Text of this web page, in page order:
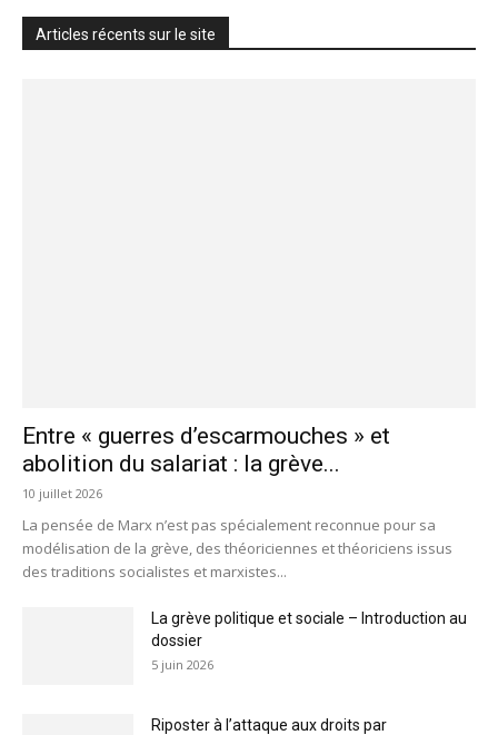
Articles récents sur le site
Entre « guerres d’escarmouches » et
abolition du salariat : la grève...
10 juillet 2026
La pensée de Marx n’est pas spécialement reconnue pour sa
modélisation de la grève, des théoriciennes et théoriciens issus
des traditions socialistes et marxistes...
La grève politique et sociale – Introduction au
dossier
5 juin 2026
Riposter à l’attaque aux droits par